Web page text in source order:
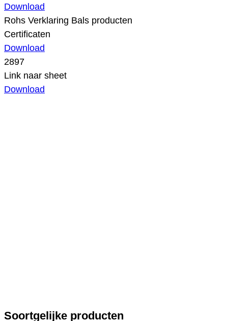
Download
Rohs Verklaring Bals producten
Certificaten
Download
2897
Link naar sheet
Download
Soortgelijke producten